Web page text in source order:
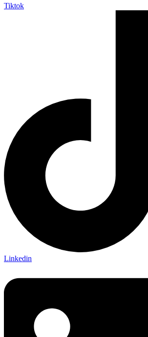
Tiktok
Linkedin